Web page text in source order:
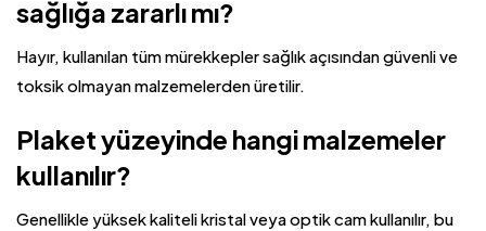
sağlığa zararlı mı?
Hayır, kullanılan tüm mürekkepler sağlık açısından güvenli ve
toksik olmayan malzemelerden üretilir.
Plaket yüzeyinde hangi malzemeler
kullanılır?
Genellikle yüksek kaliteli kristal veya optik cam kullanılır, bu